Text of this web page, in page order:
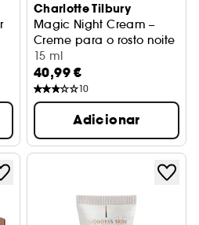
para o rosto
Charlotte Tilbury
Magic Night Cream –
Creme para o rosto noite
15 ml
40,99 €
10
Adicionar